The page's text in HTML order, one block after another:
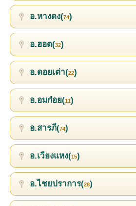
อ.หางดง(74)
อ.ฮอด(32)
อ.ดอยเต่า(22)
อ.อมก๋อย(11)
อ.สารภี(74)
อ.เวียงแหง(15)
อ.ไชยปราการ(28)